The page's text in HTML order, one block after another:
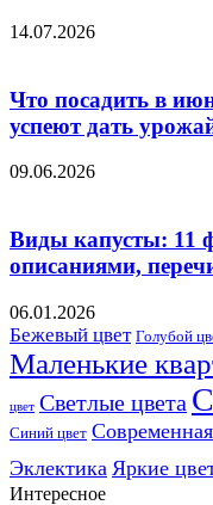
14.07.2026
Что посадить в
успеют дать
09.06.2026
Виды капусты: 11
описаниями,
06.01.2026
Бежевый цвет Голубой
Маленькие
цвет Светлые цвета
Синий цвет
Эклектика Яркие
Интересное